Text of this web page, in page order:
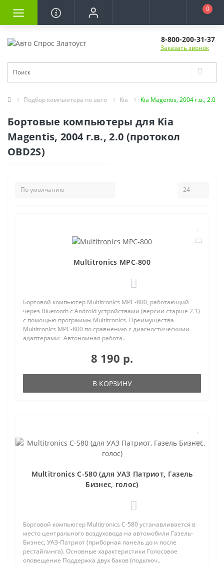
0
8-800-200-31-37
Заказать звонок
Подбор компьютера по авто Kia Kia Magentis, 2004 г.в., 2.0
Бортовые компьютеры для Kia
Magentis, 2004 г.в., 2.0 (протокол
OBD2S)
Multitronics MPC-800
Бортовой компьютер Multitronics MPC-800, работающий
через Bluetooth с Android устройствами (версии старше 2.1)
с помощью программы Multitronics. Преимущества
Multitronics MPC-800 по сравнению с диагностическими
адаптерами: Автономная работа..
8 190 р.
В КОРЗИНУ
Multitronics C-580 (для УАЗ Патриот, Газель
Бизнес, голос)
Бортовой компьютер Multitronics C-580 устанавливается в
место центрального воздуховода на автомобили Газель-
Бизнес, УАЗ-Патриот (приборная панель до и после
рестайлинга). Основные характеристики Голосовое
оповещение Поддержка двух баков (подключ..